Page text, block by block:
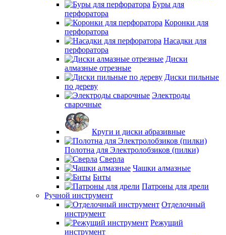
Буры для
перфоратора
Коронки для
перфоратора
Насадки для
перфоратора
Диски
алмазные отрезные
Диски пильные
по дереву
Электроды
сварочные
Круги и диски абразивные
Полотна для Электролобзиков (пилки)
Сверла
Чашки алмазные
Биты
Патроны для дрели
Ручной инструмент
Отделочный
инструмент
Режущий
инструмент